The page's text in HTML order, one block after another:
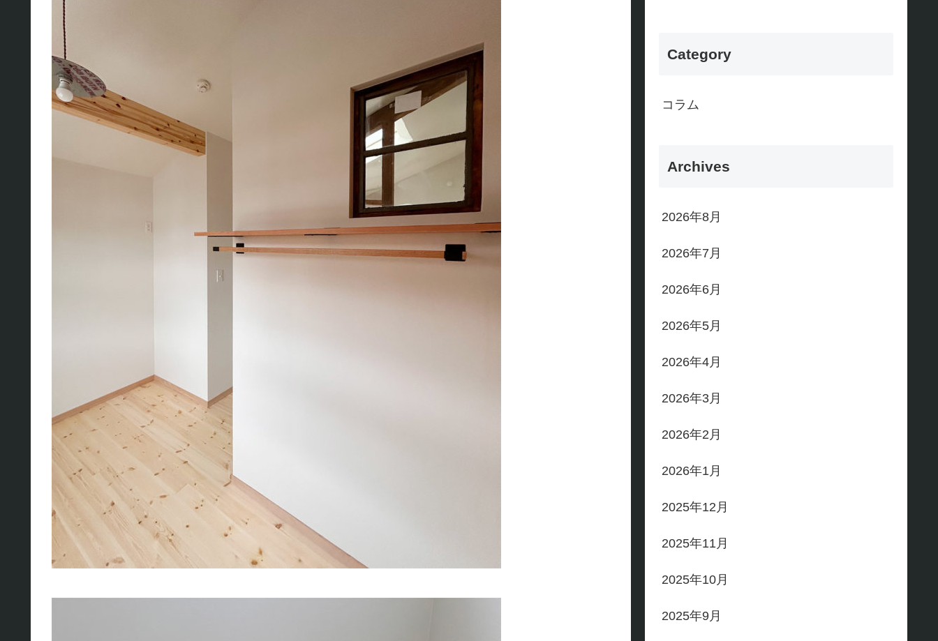
Category
コラム
Archives
2026年8月
2026年7月
2026年6月
2026年5月
2026年4月
2026年3月
2026年2月
2026年1月
2025年12月
2025年11月
2025年10月
2025年9月